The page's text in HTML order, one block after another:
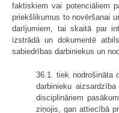
faktiskiem vai potenciāliem
priekšlikumus to novēršanai
darījumiem, tai skaitā par
izstrādā un dokumentē
sabiedrības darbiniekus un
36.1. tiek nodrošināta
darbinieku
disciplināriem
ziņojis, gan attiecībā